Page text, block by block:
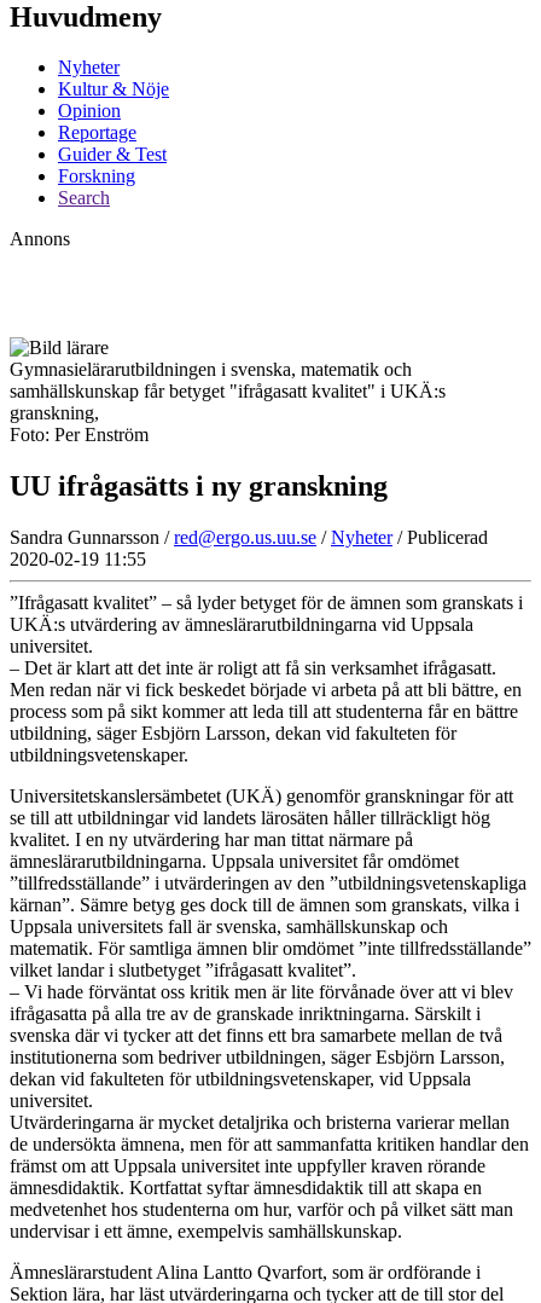
Huvudmeny
Nyheter
Kultur & Nöje
Opinion
Reportage
Guider & Test
Forskning
Search
Annons
Gymnasielärarutbildningen i svenska, matematik och
samhällskunskap får betyget "ifrågasatt kvalitet" i UKÄ:s
granskning,
Foto: Per Enström
UU ifrågasätts i ny granskning
Sandra Gunnarsson /red@ergo.us.uu.se /Nyheter/ Publicerad
2020-02-19 11:55
”Ifrågasatt kvalitet” – så lyder betyget för de ämnen som granskats i
UKÄ:s utvärdering av ämneslärarutbildningarna vid Uppsala
universitet.
– Det är klart att det inte är roligt att få sin verksamhet ifrågasatt.
Men redan när vi fick beskedet började vi arbeta på att bli bättre, en
process som på sikt kommer att leda till att studenterna får en bättre
utbildning, säger Esbjörn Larsson, dekan vid fakulteten för
utbildningsvetenskaper.
Universitetskanslersämbetet (UKÄ) genomför granskningar för att
se till att utbildningar vid landets lärosäten håller tillräckligt hög
kvalitet. I en ny utvärdering har man tittat närmare på
ämneslärarutbildningarna. Uppsala universitet får omdömet
”tillfredsställande” i utvärderingen av den ”utbildningsvetenskapliga
kärnan”. Sämre betyg ges dock till de ämnen som granskats, vilka i
Uppsala universitets fall är svenska, samhällskunskap och
matematik. För samtliga ämnen blir omdömet ”inte tillfredsställande”
vilket landar i slutbetyget ”ifrågasatt kvalitet”.
– Vi hade förväntat oss kritik men är lite förvånade över att vi blev
ifrågasatta på alla tre av de granskade inriktningarna. Särskilt i
svenska där vi tycker att det finns ett bra samarbete mellan de två
institutionerna som bedriver utbildningen, säger Esbjörn Larsson,
dekan vid fakulteten för utbildningsvetenskaper, vid Uppsala
universitet.
Utvärderingarna är mycket detaljrika och bristerna varierar mellan
de undersökta ämnena, men för att sammanfatta kritiken handlar den
främst om att Uppsala universitet inte uppfyller kraven rörande
ämnesdidaktik. Kortfattat syftar ämnesdidaktik till att skapa en
medvetenhet hos studenterna om hur, varför och på vilket sätt man
undervisar i ett ämne, exempelvis samhällskunskap.
Ämneslärarstudent Alina Lantto Qvarfort, som är ordförande i
Sektion lära, har läst utvärderingarna och tycker att de till stor del